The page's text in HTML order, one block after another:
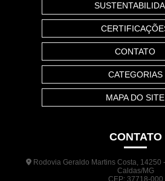
CONTATO
CATEGORIAS
MAPA DO SITE
CONTATO
Rodovia Geraldo Martins Costa, 14250
Caldas/MG
CEP: 37718-000